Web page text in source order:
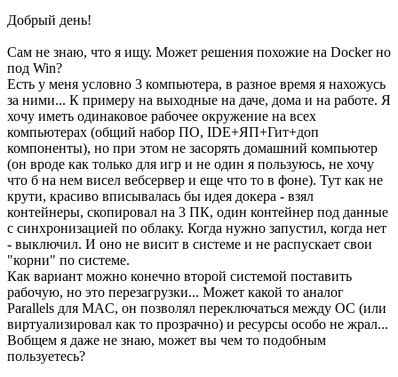
Добрый день!
Сам не знаю, что я ищу. Может решения похожие на Docker но
под Win?
Есть у меня условно 3 компьютера, в разное время я нахожусь
за ними... К примеру на выходные на даче, дома и на работе. Я
хочу иметь одинаковое рабочее окружение на всех
компьютерах (общий набор ПО, IDE+ЯП+Гит+доп
компоненты), но при этом не засорять домашний компьютер
(он вроде как только для игр и не один я пользуюсь, не хочу
что б на нем висел вебсервер и еще что то в фоне). Тут как не
крути, красиво вписывалась бы идея докера - взял
контейнеры, скопировал на 3 ПК, один контейнер под данные
с синхронизацией по облаку. Когда нужно запустил, когда нет
- выключил. И оно не висит в системе и не распускает свои
"корни" по системе.
Как вариант можно конечно второй системой поставить
рабочую, но это перезагрузки... Может какой то аналог
Parallels для MAC, он позволял переключаться между ОС (или
виртуализировал как то прозрачно) и ресурсы особо не жрал...
Вобщем я даже не знаю, может вы чем то подобным
пользуетесь?